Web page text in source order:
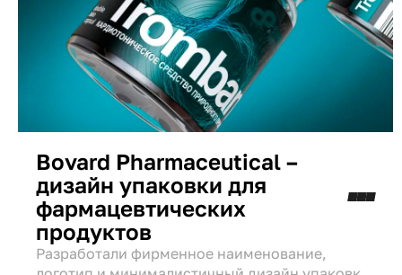
Bovard Pharmaceutical –
дизайн упаковки для
фармацевтических
продуктов
Разработали фирменное наименование,